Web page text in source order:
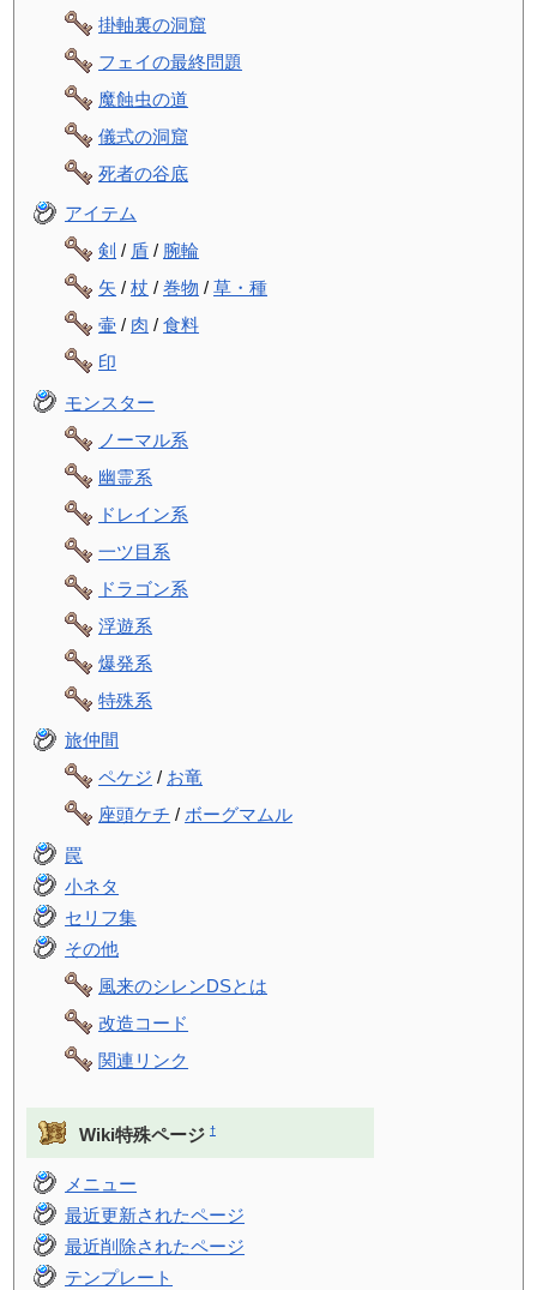
掛軸裏の洞窟
フェイの最終問題
魔蝕虫の道
儀式の洞窟
死者の谷底
アイテム
剣 / 盾 / 腕輪
矢 /杖 /巻物 /草・種
壷 / 肉 /食料
印
モンスター
ノーマル系
幽霊系
ドレイン系
一ツ目系
ドラゴン系
浮遊系
爆発系
特殊系
旅仲間
ペケジ / お竜
座頭ケチ / ボーグマムル
罠
小ネタ
セリフ集
その他
風来のシレンDSとは
改造コード
関連リンク
Wiki特殊ページ †
メニュー
最近更新されたページ
最近削除されたページ
テンプレート